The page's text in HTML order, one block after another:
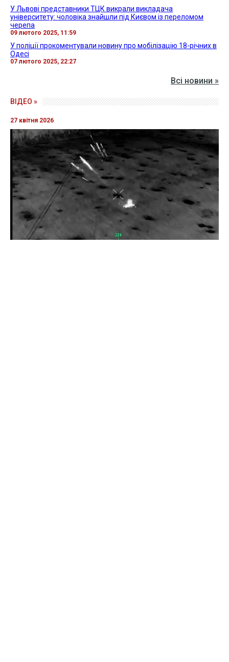
У Львові представники ТЦК викрали викладача
університету: чоловіка знайшли під Києвом із переломом
черепа
09 лютого 2025, 11:59
У поліції прокоментували новину про мобілізацію 18-річних в
Одесі
07 лютого 2025, 22:27
Всі новини »
ВІДЕО »
27 квітня 2026